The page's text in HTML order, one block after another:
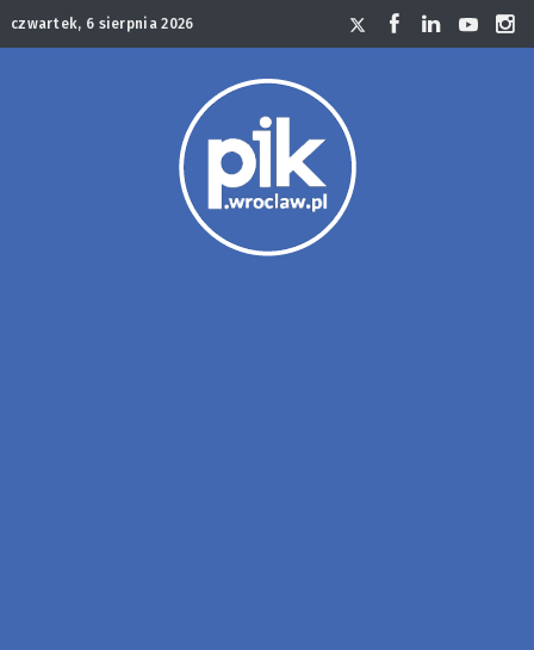
czwartek, 6 sierpnia 2026